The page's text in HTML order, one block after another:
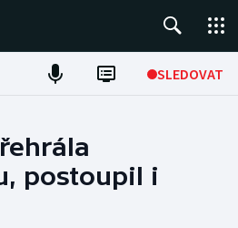
SLEDOVAT
postoupil i